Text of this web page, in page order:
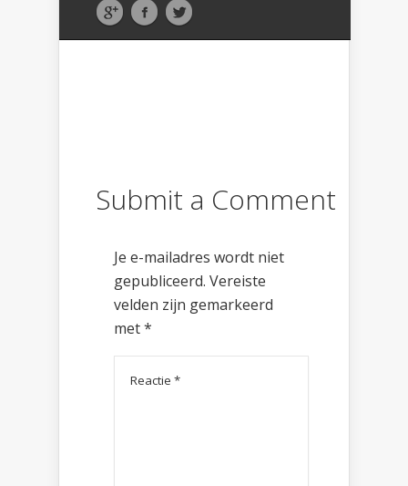
Submit a Comment
Je e-mailadres wordt niet
gepubliceerd. Vereiste
velden zijn gemarkeerd
met*